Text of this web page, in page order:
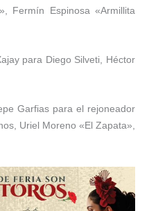
Fermín Espinosa «Armillita
para Diego Silveti, Héctor
Garfias para el rejoneador
Uriel Moreno «El Zapata»,